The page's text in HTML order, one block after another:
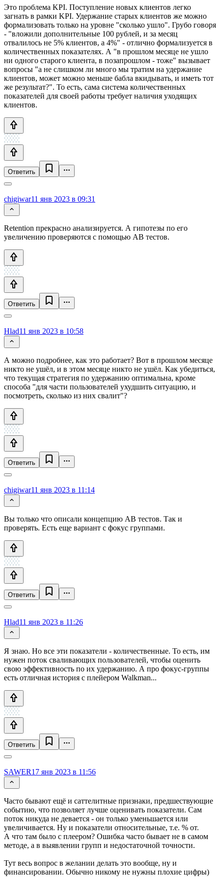
Это проблема KPI. Поступление новых клиентов легко
загнать в рамки KPI. Удержание старых клиентов же можно
формализовать только на уровне "сколько ушло". Грубо говоря
- "вложили дополнительные 100 рублей, и за месяц
отвалилось не 5% клиентов, а 4%" - отлично формализуется в
количественных показателях. А "в прошлом месяце не ушло
ни одного старого клиента, в позапрошлом - тоже" вызывает
вопросы "а не слишком ли много мы тратим на удержание
клиентов, может можно меньше бабла вкидывать, и иметь тот
же результат?". То есть, сама система количественных
показателей для своей работы требует наличия уходящих
клиентов.
Ответить
chigiwar11 янв 2023 в 09:31
Retention прекрасно анализируется. А гипотезы по его
увеличению проверяются с помощью AB тестов.
Ответить
Hlad11 янв 2023 в 10:58
А можно подробнее, как это работает? Вот в прошлом месяце
никто не ушёл, и в этом месяце никто не ушёл. Как убедиться,
что текущая стратегия по удержанию оптимальна, кроме
способа "для части пользователей ухудшить ситуацию, и
посмотреть, сколько из них свалит"?
Ответить
chigiwar11 янв 2023 в 11:14
Вы только что описали концепцию AB тестов. Так и
проверять. Есть еще вариант с фокус группами.
Ответить
Hlad11 янв 2023 в 11:26
Я знаю. Но все эти показатели - количественные. То есть, им
нужен поток сваливающих пользователей, чтобы оценить
свою эффективность по их удержанию. А про фокус-группы
есть отличная история с плейером Walkman...
Ответить
SAWER17 янв 2023 в 11:56
Часто бывают ещё и саттелитные признаки, предшествующие
событию, что позволяет лучше оценивать показатели. Сам
поток никуда не девается - он только уменьшается или
увеличивается. Ну и показатели относительные, т.е. % от.
А что там было с плеером? Ошибка часто бывает не в самом
методе, а в выявлении групп и недостаточной точности.
Тут весь вопрос в желании делать это вообще, ну и
финансировании. Обычно никому не нужны плохие цифры)